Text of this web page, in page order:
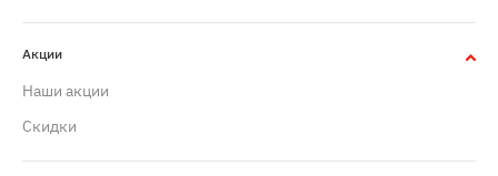
Акции
Наши акции
Скидки